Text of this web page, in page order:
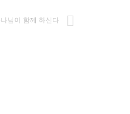
님이 함께 하신다